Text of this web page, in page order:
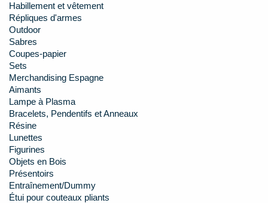
Habillement et vêtement
Répliques d'armes
Outdoor
Sabres
Coupes-papier
Sets
Merchandising Espagne
Aimants
Lampe à Plasma
Bracelets, Pendentifs et Anneaux
Résine
Lunettes
Figurines
Objets en Bois
Présentoirs
Entraînement/Dummy
Étui pour couteaux pliants